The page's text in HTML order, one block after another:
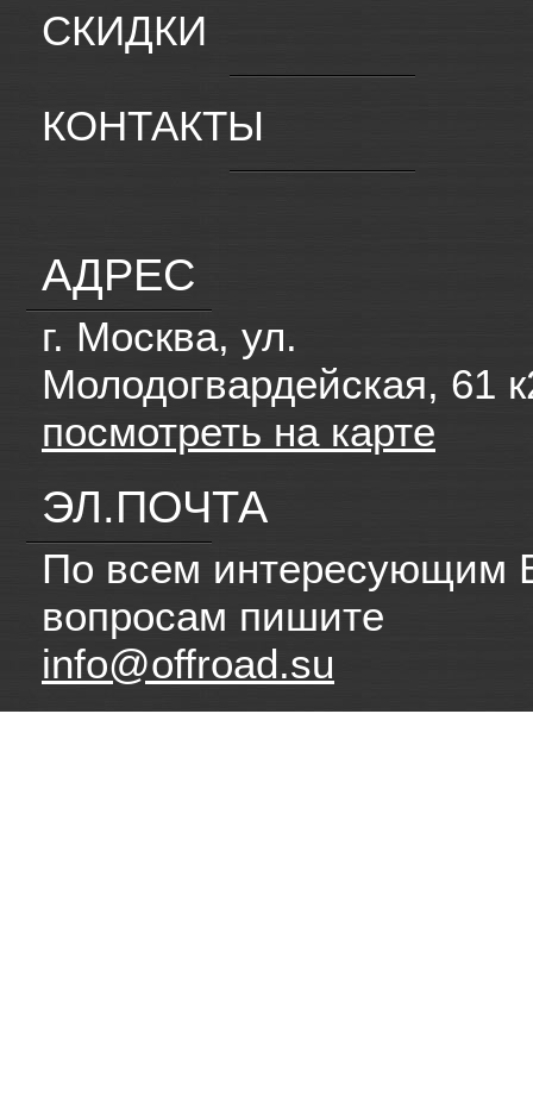
СКИДКИ
КОНТАКТЫ
АДРЕС
г. Москва, ул.
Молодогвардейская, 61
посмотреть на карте
ЭЛ.ПОЧТА
По всем интересующим
вопросам пишите
info@offroad.su